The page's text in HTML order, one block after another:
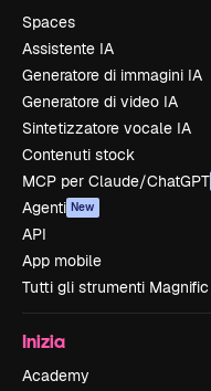
Spaces
Assistente IA
Generatore di immagini IA
Generatore di video IA
Sintetizzatore vocale IA
Contenuti stock
MCP per Claude/ChatGPT
Agenti New
API
App mobile
Tutti gli strumenti Magnific
Inizia
Academy